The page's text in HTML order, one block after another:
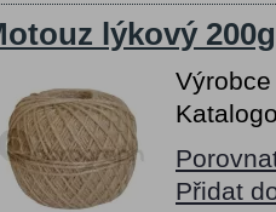
lýkový
Přidat